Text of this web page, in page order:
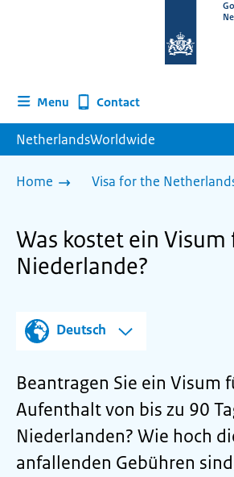
homepage
Menu Contact
NetherlandsWorldwide
Home Visa for the
Was kostet ein Visum
Niederlande?
Deutsch
Beantragen Sie ein Visum
Aufenthalt von bis zu 90
Niederlanden? Wie hoch
anfallenden Gebühren